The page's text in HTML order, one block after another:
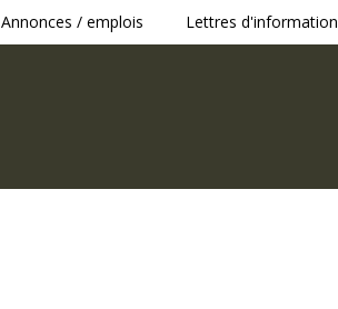
Annonces / emplois Lettres d'information